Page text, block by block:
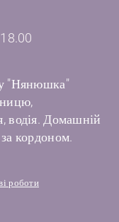
"Нянюшка"
водія. Домашній
кордоном.
роботи